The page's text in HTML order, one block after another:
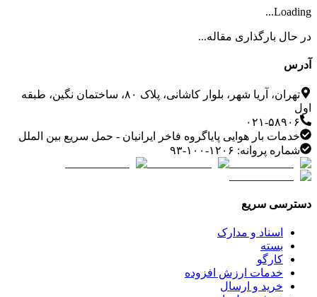
Loading...
در حال بارگذاری مقاله...
آدرس
تهران، آریا شهر، بلوار کاشانی، پلاک ۸۰، ساختمان نگین، طبقه
اول
۰۲۱-۵۸۹۰۶
خدمات بار هوایی پایاگروه فاخر ایرانیان - حمل سریع بین الملل
شماره پروانه: ۱۲۰۶-۱۰۰-۹۳
دسترسی سریع
اسناد و مدارک
بسته
کارگو
خدمات ارزش افزوده
خرید و ارسال